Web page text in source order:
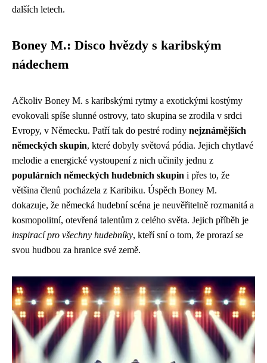
dalších letech.
Boney M.: Disco hvězdy s karibským
nádechem
Ačkoliv Boney M. s karibskými rytmy a exotickými kostýmy
evokovali spíše slunné ostrovy, tato skupina se zrodila v srdci
Evropy, v Německu. Patří tak do pestré rodiny nejznámějších
německých skupin, které dobyly světová pódia. Jejich chytlavé
melodie a energické vystoupení z nich učinily jednu z
populárních německých hudebních skupin i přes to, že
většina členů pocházela z Karibiku. Úspěch Boney M.
dokazuje, že německá hudební scéna je neuvěřitelně rozmanitá a
kosmopolitní, otevřená talentům z celého světa. Jejich příběh je
inspirací pro všechny hudebníky, kteří sní o tom, že prorazí se
svou hudbou za hranice své země.